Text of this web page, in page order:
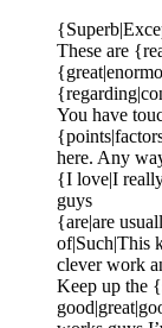
These are
You have
here. Any
{I love|I
guys
{are|are
of|Such|This
clever work
Keep up the